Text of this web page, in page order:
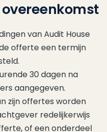
van Audit House
offerte een termijn
30 dagen na
aangegeven.
zijn offertes worden
redelijkerwijs
of een onderdeel